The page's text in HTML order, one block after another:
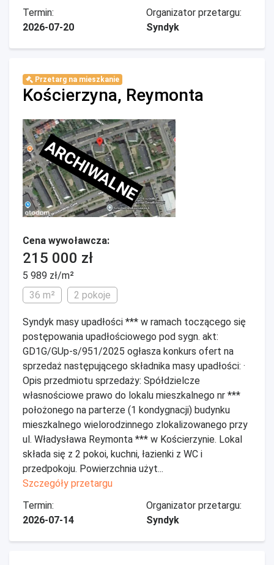
Termin:
2026-07-20
Organizator przetargu:
Syndyk
Przetarg na mieszkanie
Kościerzyna, Reymonta
ARCHIWALNE
Cena wywoławcza:
215 000 zł
5 989 zł/m²
36 m²
2 pokoje
Syndyk masy upadłości *** w ramach toczącego się
postępowania upadłościowego pod sygn. akt:
GD1G/GUp-s/951/2025 ogłasza konkurs ofert na
sprzedaż następującego składnika masy upadłości: ·
Opis przedmiotu sprzedaży: Spółdzielcze
własnościowe prawo do lokalu mieszkalnego nr ***
położonego na parterze (1 kondygnacji) budynku
mieszkalnego wielorodzinnego zlokalizowanego przy
ul. Władysława Reymonta *** w Kościerzynie. Lokal
składa się z 2 pokoi, kuchni, łazienki z WC i
przedpokoju. Powierzchnia użyt...
Szczegóły przetargu
Termin:
2026-07-14
Organizator przetargu:
Syndyk